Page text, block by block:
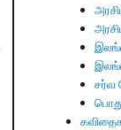
சர்வ